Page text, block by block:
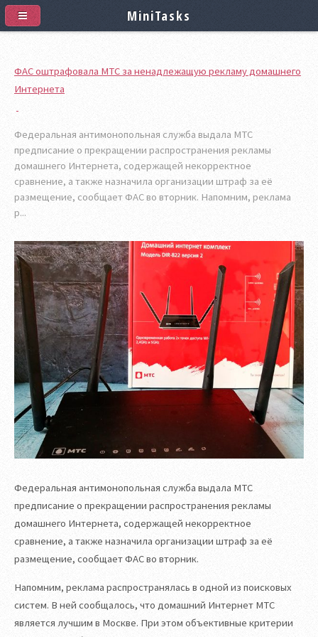
ФАС оштрафовала МТС за ненадлежащую рекламу домашнего
Интернета
Федеральная антимонопольная служба выдала МТС
предписание о прекращении распространения рекламы
домашнего Интернета, содержащей некорректное
сравнение, а также назначила организации штраф за её
размещение, сообщает ФАС во вторник. Напомним, реклама
р...
Федеральная антимонопольная служба выдала МТС
предписание о прекращении распространения рекламы
домашнего Интернета, содержащей некорректное
сравнение, а также назначила организации штраф за её
размещение, сообщает ФАС во вторник.
Напомним, реклама распространялась в одной из поисковых
систем. В ней сообщалось, что домашний Интернет МТС
является лучшим в Москве. При этом объективные критерии
MiniTasks